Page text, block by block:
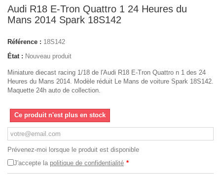
Audi R18 E-Tron Quattro 1 24 Heures du
Mans 2014 Spark 18S142
Référence : 18S142
État : Nouveau produit
Miniature diecast racing 1/18 de l'Audi R18 E-Tron Quattro n 1 des 24
Heures du Mans 2014. Modèle réduit Le Mans de voiture Spark 18S142.
Maquette 24h auto de collection.
Ce produit n'est plus en stock
Prévenez-moi lorsque le produit est disponible
J'accepte la politique de confidentialité *